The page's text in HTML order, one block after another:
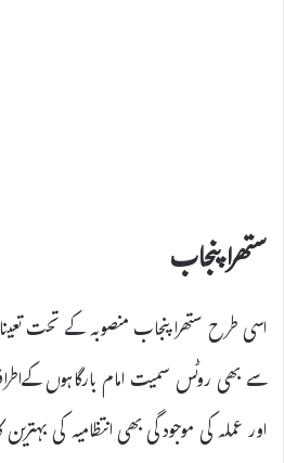
ستھرا پنجاب
اسی طرح ستھرا پنجاب منصوبہ کے تحت
سے بھی روٹس سمیت امام بارگاہوں
اور عملہ کی موجودگی بھی انتظامیہ کی